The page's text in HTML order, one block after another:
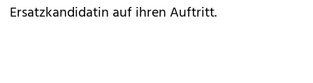
Ersatzkandidatin auf ihren Auftritt.